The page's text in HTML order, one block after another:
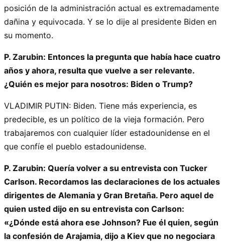
posición de la administración actual es extremadamente
dañina y equivocada. Y se lo dije al presidente Biden en
su momento.
P. Zarubin: Entonces la pregunta que había hace cuatro
años y ahora, resulta que vuelve a ser relevante.
¿Quién es mejor para nosotros: Biden o Trump?
VLADIMIR PUTIN: Biden. Tiene más experiencia, es
predecible, es un político de la vieja formación. Pero
trabajaremos con cualquier líder estadounidense en el
que confíe el pueblo estadounidense.
P. Zarubin: Quería volver a su entrevista con Tucker
Carlson. Recordamos las declaraciones de los actuales
dirigentes de Alemania y Gran Bretaña. Pero aquel de
quien usted dijo en su entrevista con Carlson:
«¿Dónde está ahora ese Johnson? Fue él quien, según
la confesión de Arajamia, dijo a Kiev que no negociara